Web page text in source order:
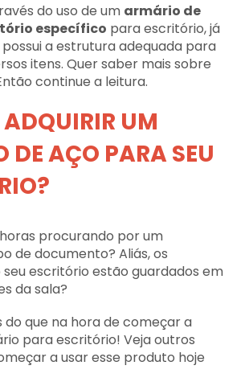
do uso de um armário de
específico para escritório, já
a estrutura adequada para
itens. Quer saber mais sobre
continue a leitura.
ADQUIRIR UM
DE AÇO PARA SEU
procurando por um
de documento? Aliás, os
escritório estão guardados em
da sala?
do que na hora de começar a
para escritório! Veja outros
a usar esse produto hoje